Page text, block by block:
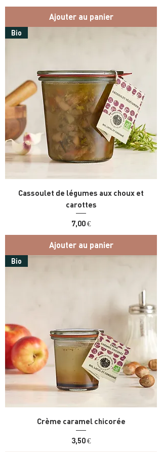
Ajouter au panier
Bio
Cassoulet de légumes aux choux et
carottes
Prix
7,00 €
Ajouter au panier
Bio
Crème caramel chicorée
Prix
3,50 €